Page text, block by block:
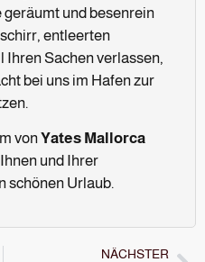
geräumt und besenrein
entleerten
Ihren Sachen verlassen,
bei uns im Hafen zur
vonYates Mallorca
und Ihrer
schönen Urlaub.
NÄCHSTER